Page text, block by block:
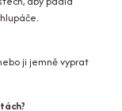
ji jemně vyprat